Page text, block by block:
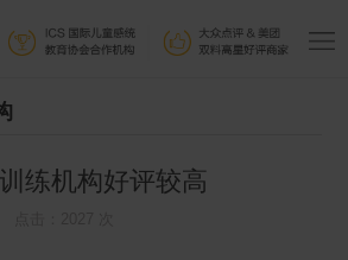
练机构好评较高